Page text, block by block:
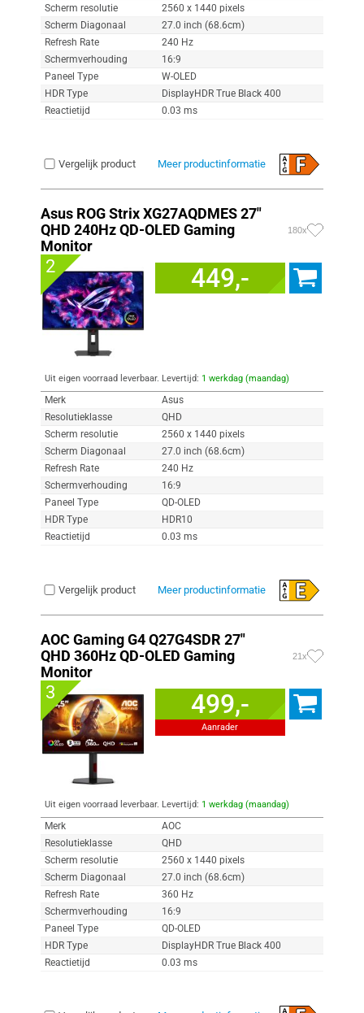
Scherm resolutie
2560 x 1440 pixels
Scherm Diagonaal
27.0 inch (68.6cm)
Refresh Rate
240 Hz
Schermverhouding
16:9
Paneel Type
W-OLED
HDR Type
DisplayHDR True Black 400
Reactietijd
0.03 ms
Vergelijk product Meer productinformatie
Asus ROG Strix XG27AQDMES 27"
QHD 240Hz QD-OLED Gaming
Monitor
180x
2 449,-
Uit eigen voorraad leverbaar. Levertijd: 1 werkdag (maandag)
Merk
Asus
Resolutieklasse
QHD
Scherm resolutie
2560 x 1440 pixels
Scherm Diagonaal
27.0 inch (68.6cm)
Refresh Rate
240 Hz
Schermverhouding
16:9
Paneel Type
QD-OLED
HDR Type
HDR10
Reactietijd
0.03 ms
Vergelijk product Meer productinformatie
AOC Gaming G4 Q27G4SDR 27"
QHD 360Hz QD-OLED Gaming
Monitor
21x
3 499,-
Aanrader
Uit eigen voorraad leverbaar. Levertijd: 1 werkdag (maandag)
Merk
AOC
Resolutieklasse
QHD
Scherm resolutie
2560 x 1440 pixels
Scherm Diagonaal
27.0 inch (68.6cm)
Refresh Rate
360 Hz
Schermverhouding
16:9
Paneel Type
QD-OLED
HDR Type
DisplayHDR True Black 400
Reactietijd
0.03 ms